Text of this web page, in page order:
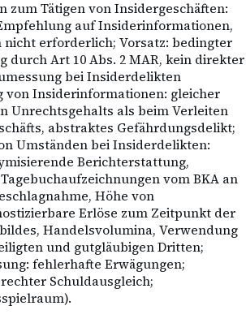
zum Tätigen von Insidergeschäften:
auf Insiderinformationen,
erforderlich; Vorsatz: bedingter
durch Art 10 Abs. 2 MAR, kein direkter
bei Insiderdelikten
von Insiderinformationen: gleicher
Unrechtsgehalts als beim Verleiten
abstraktes Gefährdungsdelikt;
Umständen bei Insiderdelikten:
Berichterstattung,
vom BKA an
Höhe von
Erlöse zum Zeitpunkt der
Handelsvolumina, Verwendung
und gutgläubigen Dritten;
fehlerhafte Erwägungen;
Schuldausgleich;